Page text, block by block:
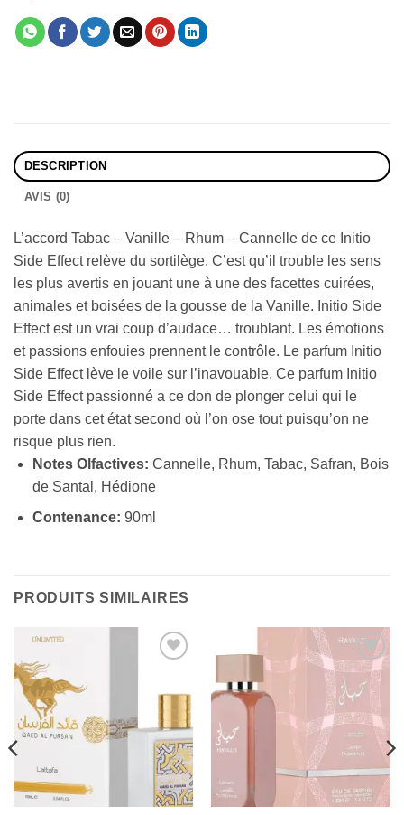
DESCRIPTION
AVIS (0)
L’accord Tabac – Vanille – Rhum – Cannelle de ce Initio
Side Effect relève du sortilège. C’est qu’il trouble les sens
les plus avertis en jouant une à une des facettes cuirées,
animales et boisées de la gousse de la Vanille. Initio Side
Effect est un vrai coup d’audace… troublant. Les émotions
et passions enfouies prennent le contrôle. Le parfum Initio
Side Effect lève le voile sur l’inavouable. Ce parfum Initio
Side Effect passionné a ce don de plonger celui qui le
porte dans cet état second où l’on ose tout puisqu’on ne
risque plus rien.
Notes Olfactives: Cannelle, Rhum, Tabac, Safran, Bois
de Santal, Hédione
Contenance: 90ml
PRODUITS SIMILAIRES
d’envies
Ajouter
à la liste
d’envies